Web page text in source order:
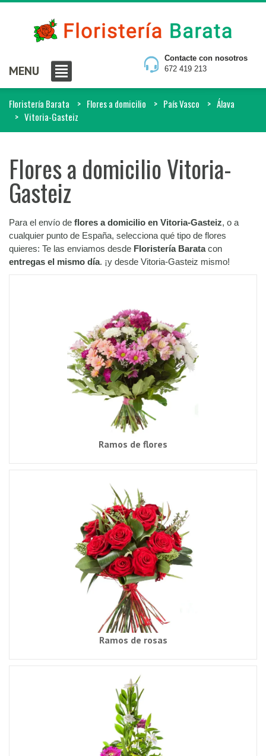
Contacte con nosotros
672 419 213
MENU
Floristería Barata Flores a domicilio País Vasco
Álava
Vitoria-Gasteiz
Flores a domicilio Vitoria-
Gasteiz
Para el envío de flores a domicilio en Vitoria-Gasteiz, o a
cualquier punto de España, selecciona qué tipo de flores
quieres: Te las enviamos desde Floristería Baratacon
entregas el mismo día. ¡y desde Vitoria-Gasteiz mismo!
Ramos de flores
Ramos de rosas